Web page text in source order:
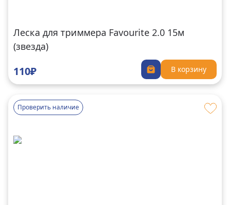
Леска для триммера Favourite 2.0 15м
(звезда)
110₽ В корзину
Проверить наличие